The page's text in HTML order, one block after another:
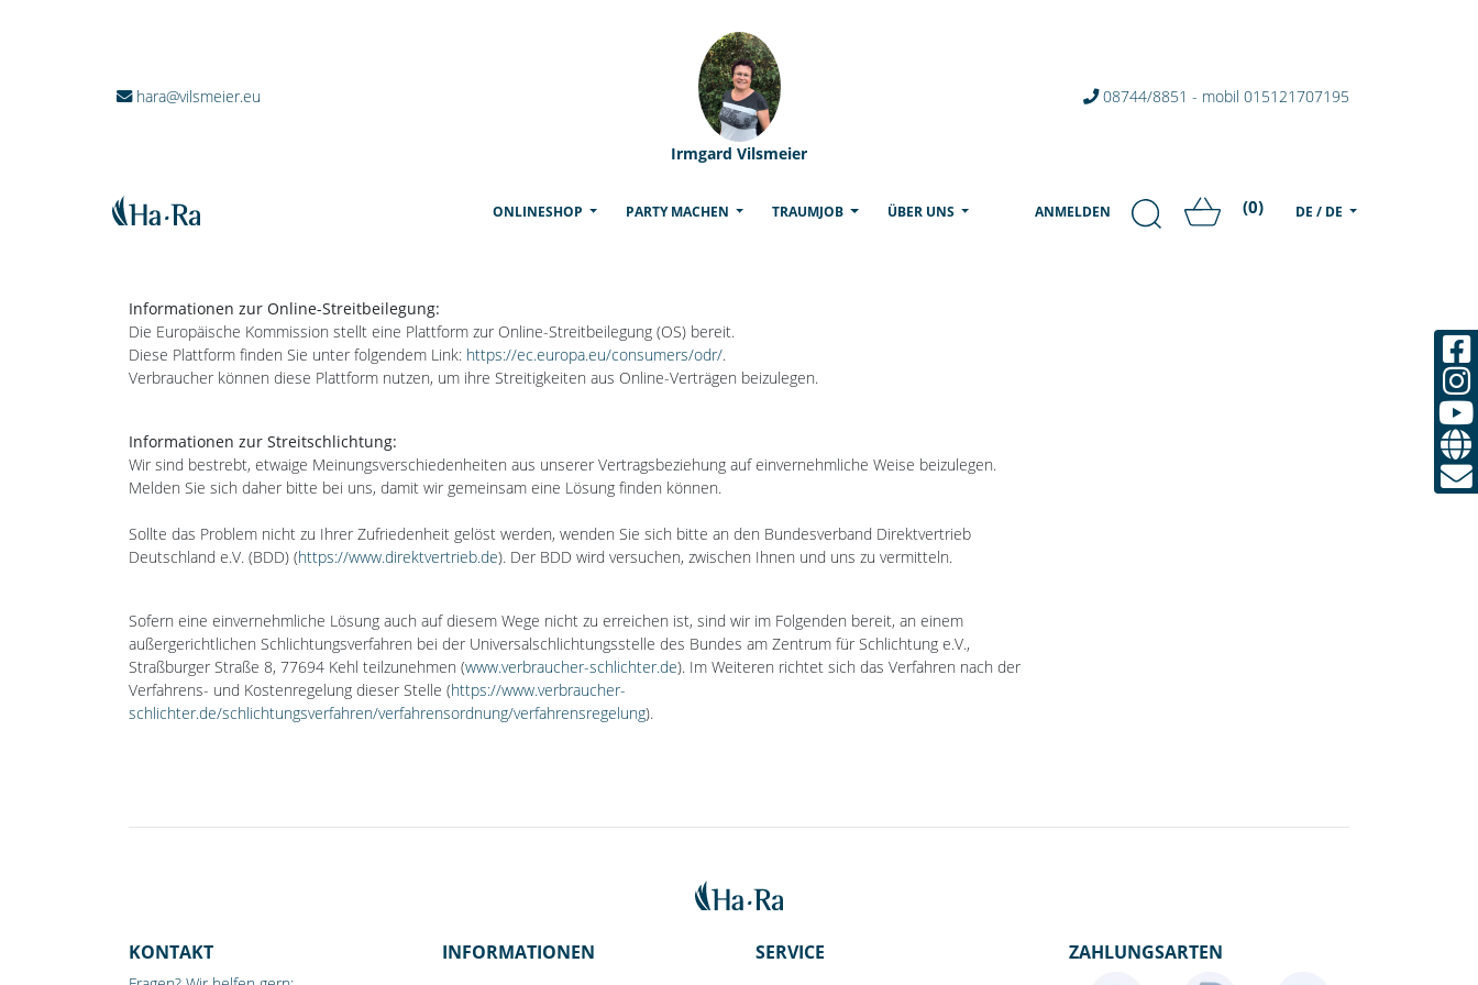
hara@vilsmeier.eu
Irmgard Vilsmeier
08744/8851 - mobil 015121707195
ONLINESHOP (CURRENT)PARTY MACHEN TRAUMJOB ÜBER UNS ANMELDEN (0) DE / DE
Informationen zur Online-Streitbeilegung:
Die Europäische Kommission stellt eine Plattform zur Online-Streitbeilegung (OS) bereit.
Diese Plattform finden Sie unter folgendem Link: https://ec.europa.eu/consumers/odr/.
Verbraucher können diese Plattform nutzen, um ihre Streitigkeiten aus Online-Verträgen beizulegen.
Informationen zur Streitschlichtung:
Wir sind bestrebt, etwaige Meinungsverschiedenheiten aus unserer Vertragsbeziehung auf einvernehmliche Weise beizulegen.
Melden Sie sich daher bitte bei uns, damit wir gemeinsam eine Lösung finden können.
Sollte das Problem nicht zu Ihrer Zufriedenheit gelöst werden, wenden Sie sich bitte an den Bundesverband Direktvertrieb
Deutschland e.V. (BDD) (https://www.direktvertrieb.de). Der BDD wird versuchen, zwischen Ihnen und uns zu vermitteln.
Sofern eine einvernehmliche Lösung auch auf diesem Wege nicht zu erreichen ist, sind wir im Folgenden bereit, an einem
außergerichtlichen Schlichtungsverfahren bei der Universalschlichtungsstelle des Bundes am Zentrum für Schlichtung e.V.,
Straßburger Straße 8, 77694 Kehl teilzunehmen (www.verbraucher-schlichter.de). Im Weiteren richtet sich das Verfahren nach der
Verfahrens- und Kostenregelung dieser Stelle (https://www.verbraucher-
schlichter.de/schlichtungsverfahren/verfahrensordnung/verfahrensregelung).
KONTAKT INFORMATIONEN SERVICE ZAHLUNGSARTEN